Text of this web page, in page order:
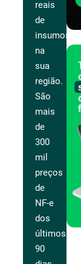
reais
de
insumos
na
sua
região.
São
mais
de
300
mil
preços
de
NF-e
dos
últimos
90